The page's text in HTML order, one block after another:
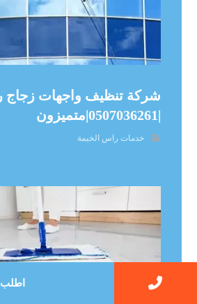
شركة تنظيف واجهات زجاج
|0507036261|متميزون
خدمات راس الخيمة